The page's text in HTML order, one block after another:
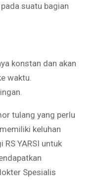
suatu bagian
konstan dan akan
waktu.
tulang yang perlu
keluhan
YARSI untuk
Spesialis